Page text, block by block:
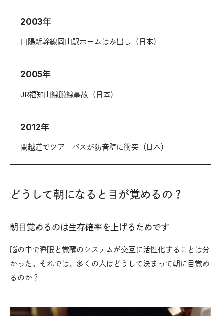
2003年
山陽新幹線岡山駅ホームはみ出し（日本）
2005年
JR福知山線脱線事故（日本）
2012年
関越道でツアーバスが防音壁に衝突（日本）
どうして朝になると目が覚めるの？
朝目覚めるのは生存確率を上げるためです
脳の中で睡眠と覚醒のシステムが交互に活性化することは分
かった。それでは、多くの人はどうして決まって朝に目覚め
るのか？